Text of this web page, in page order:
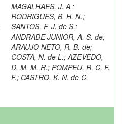
MAGALHAES, J. A.;
RODRIGUES, B. H. N.;
SANTOS, F. J. de S.;
ANDRADE JUNIOR, A. S. de;
ARAUJO NETO, R. B. de;
COSTA, N. de L.; AZEVEDO,
D. M. M. R.; POMPEU, R. C. F.
F.; CASTRO, K. N. de C.